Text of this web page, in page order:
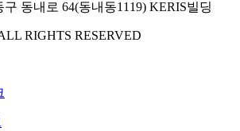
동내로 64(동내동1119) KERIS빌딩
RIGHTS RESERVED